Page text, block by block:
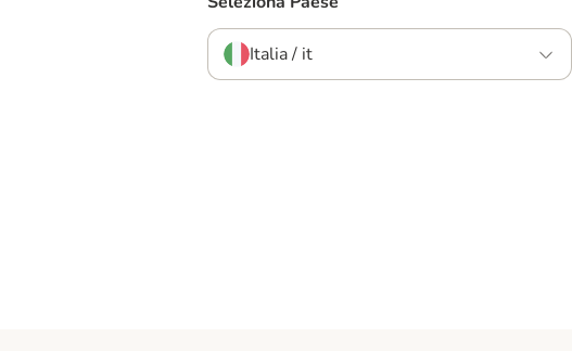
Italia / it